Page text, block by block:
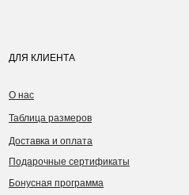
О нас
Таблица размеров
Доставка и оплата
ДЛЯ КЛИЕНТА
Бонусная программа
Подарочные сертификаты